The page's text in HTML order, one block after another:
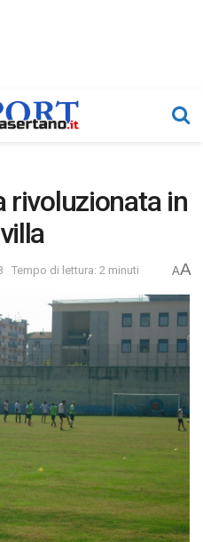
rivoluzionata in
Tempo di lettura: 2 minuti AA